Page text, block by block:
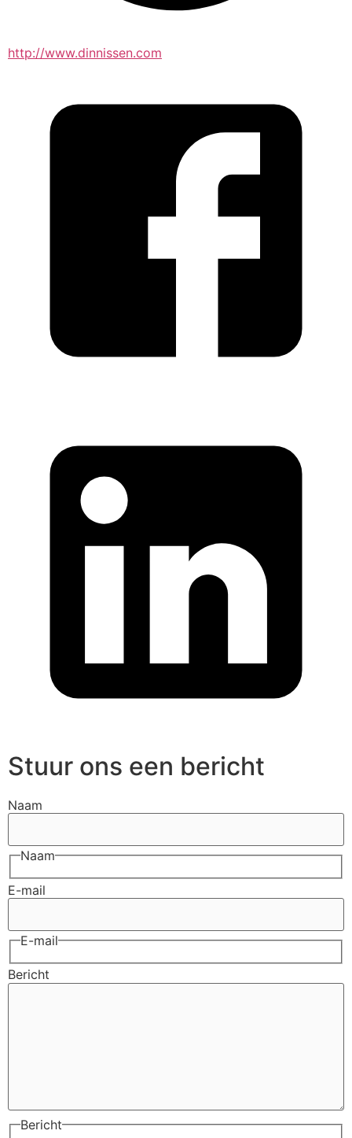
http://www.dinnissen.com
Stuur ons een bericht
Naam
Naam
E-mail
E-mail
Bericht
Bericht